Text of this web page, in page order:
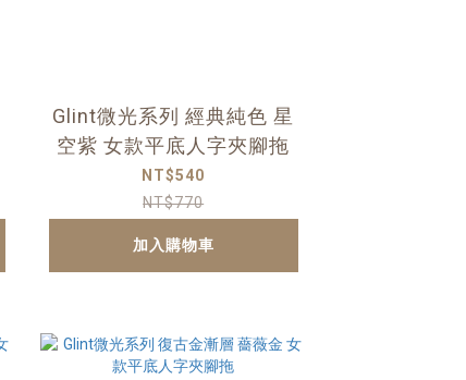
Glint微光系列 經典純色 星
空紫 女款平底人字夾腳拖
NT$540
NT$770
加入購物車